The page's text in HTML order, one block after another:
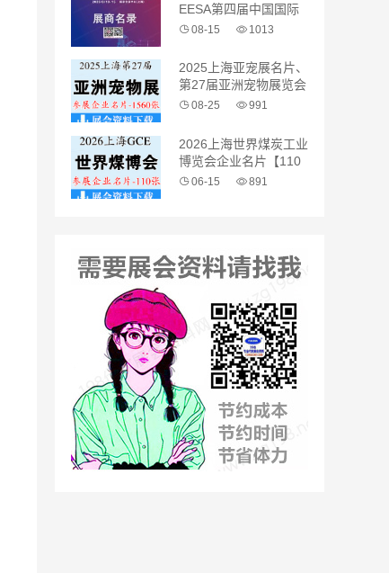
EESA第四届中国国际
储能展览会参展商名录
08-15 1013
2025上海亚宠展名片、
第27届亚洲宠物展览会
企业名片【1560张】
08-25 991
2026上海世界煤炭工业
博览会企业名片【110
张】06-15 891